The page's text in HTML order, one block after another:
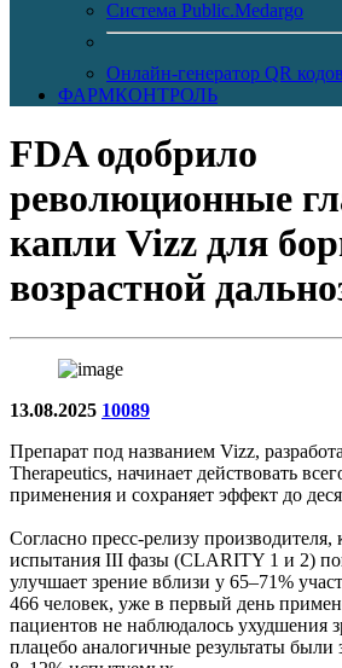
Система Public.Medargo
Онлайн-генератор QR кодов
ФАРМКОНТРОЛЬ
FDA одобрило
революционные
капли Vizz для
возрастной
13.08.2025 10089
Препарат под названием Vizz,
Therapeutics, начинает действовать
применения и сохраняет эффект до
Согласно пресс-релизу производителя,
испытания III фазы (CLARITY 1 и 2)
улучшает зрение вблизи у 65–71%
466 человек, уже в первый день
пациентов не наблюдалось ухудшения
плацебо аналогичные результаты